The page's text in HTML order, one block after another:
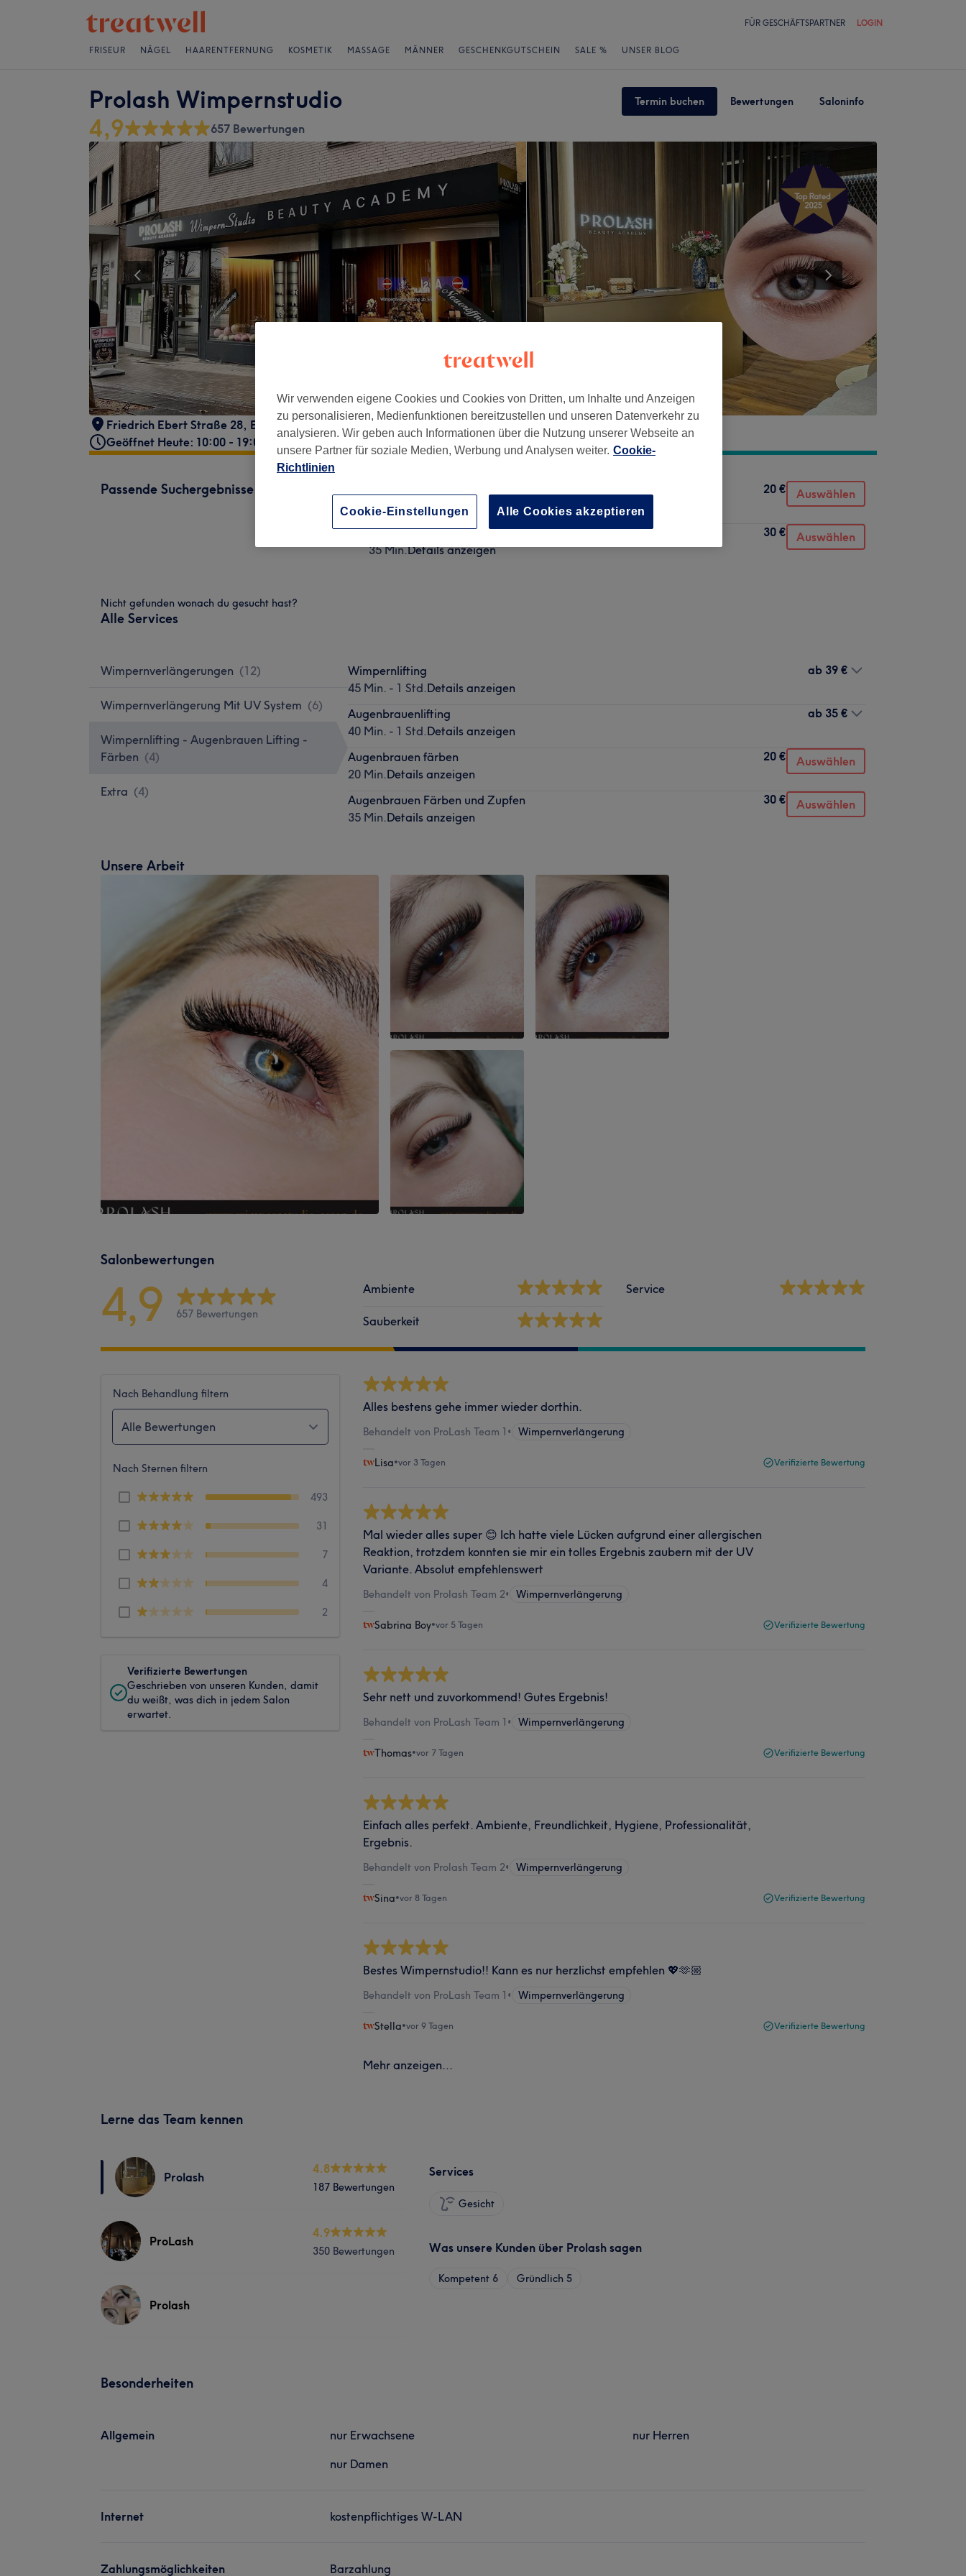
FÜR GESCHÄFTSPARTNER LOGIN
FRISEUR NÄGEL HAARENTFERNUNG KOSMETIK MASSAGE MÄNNER GESCHENKGUTSCHEIN SALE % UNSER BLOG
Prolash Wimpernstudio Termin buchen Bewertungen Saloninfo
4,9 657 Bewertungen
Friedrich Ebert Straße 28, Essen, Germany
Geöffnet Heute: 10:00 - 19:00
Passende Suchergebnisse
20 Min.Details anzeigen
20 € Auswählen
Augenbrauen Färben und Zupfen
35 Min.Details anzeigen
30 € Auswählen
Nicht gefunden wonach du gesucht hast?
Alle Services
Wimpernverlängerungen (12)
Wimpernverlängerung Mit UV System (6)
Wimpernlifting - Augenbrauen Lifting -
Färben (4)
Extra (4)
Wimpernlifting
45 Min. - 1 Std.Details anzeigen
ab 39 €
Augenbrauenlifting
40 Min. - 1 Std.Details anzeigen
ab 35 €
Augenbrauen färben
20 Min.Details anzeigen
20 € Auswählen
Augenbrauen Färben und Zupfen
35 Min.Details anzeigen
30 € Auswählen
Unsere Arbeit
Salonbewertungen
4,9 657 Bewertungen
Ambiente
Sauberkeit
Service
Nach Behandlung filtern
Alle Bewertungen
Nach Sternen filtern
493
31
7
4
2
Verifizierte Bewertungen
Geschrieben von unseren Kunden, damit
du weißt, was dich in jedem Salon
erwartet.
Alles bestens gehe immer wieder dorthin.
Behandelt von ProLash Team 1 • Wimpernverlängerung
Lisa•vor 3 Tagen Verifizierte Bewertung
Mal wieder alles super 😊 Ich hatte viele Lücken aufgrund einer allergischen
Reaktion, trotzdem konnten sie mir ein tolles Ergebnis zaubern mit der UV
Variante. Absolut empfehlenswert
Behandelt von Prolash Team 2• Wimpernverlängerung
Sabrina Boy•vor 5 Tagen Verifizierte Bewertung
Sehr nett und zuvorkommend! Gutes Ergebnis!
Behandelt von ProLash Team 1 • Wimpernverlängerung
Thomas•vor 7 Tagen Verifizierte Bewertung
Einfach alles perfekt. Ambiente, Freundlichkeit, Hygiene, Professionalität,
Ergebnis.
Behandelt von Prolash Team 2• Wimpernverlängerung
Sina•vor 8 Tagen Verifizierte Bewertung
Bestes Wimpernstudio!! Kann es nur herzlichst empfehlen 💖🫶🏼
Behandelt von ProLash Team 1 • Wimpernverlängerung
Stella•vor 9 Tagen Verifizierte Bewertung
Mehr anzeigen...
Lerne das Team kennen
Prolash
4.8
187 Bewertungen
ProLash
4.9
350 Bewertungen
Prolash
Services
Gesicht
Was unsere Kunden über Prolash sagen
Kompetent 6 Gründlich 5
Besonderheiten
Allgemein
nur Erwachsene
nur Damen
nur Herren
Internet kostenpflichtiges W-LAN
Zahlungsmöglichkeiten Barzahlung
Wir verwenden eigene Cookies und Cookies von Dritten, um Inhalte und Anzeigen
zu personalisieren, Medienfunktionen bereitzustellen und unseren Datenverkehr zu
analysieren. Wir geben auch Informationen über die Nutzung unserer Webseite an
unsere Partner für soziale Medien, Werbung und Analysen weiter. Cookie-
Richtlinien
Cookie-Einstellungen Alle Cookies akzeptieren